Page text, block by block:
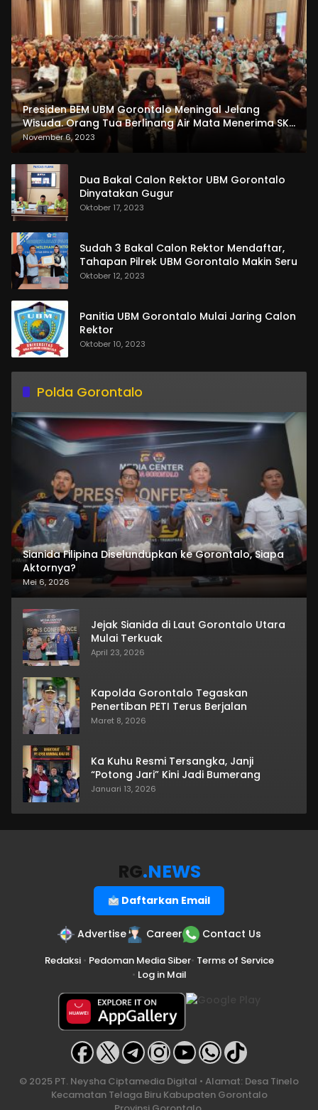
Presiden BEM UBM Gorontalo Meningal Jelang
Wisuda. Orang Tua Berlinang Air Mata Menerima SKL
dan Pemasangan Salempang
November 6, 2023
Dua Bakal Calon Rektor UBM Gorontalo
Dinyatakan Gugur
Oktober 17, 2023
Sudah 3 Bakal Calon Rektor Mendaftar,
Tahapan Pilrek UBM Gorontalo Makin Seru
Oktober 12, 2023
Panitia UBM Gorontalo Mulai Jaring Calon
Rektor
Oktober 10, 2023
Polda Gorontalo
Sianida Filipina Diselundupkan ke Gorontalo, Siapa
Aktornya?
Mei 6, 2026
Jejak Sianida di Laut Gorontalo Utara
Mulai Terkuak
April 23, 2026
Kapolda Gorontalo Tegaskan
Penertiban PETI Terus Berjalan
Maret 8, 2026
Ka Kuhu Resmi Tersangka, Janji
“Potong Jari” Kini Jadi Bumerang
Januari 13, 2026
RG.NEWS
Daftarkan Email
Advertise Career Contact Us
Redaksi• Pedoman Media Siber• Terms of Service
• Log in Mail
© 2025 PT. Neysha Ciptamedia Digital • Alamat: Desa Tinelo
Kecamatan Telaga Biru Kabupaten Gorontalo